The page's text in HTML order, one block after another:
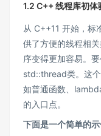
1.2 C++ 线程库初体
从 C++11 开始，标
供了方便的线程相
序变得更加容易。
std::thread类。这
如普通函数、
的入口点。
下面是一个简单的